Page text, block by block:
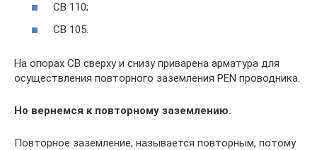
СВ 110;
СВ 105.
На опорах СВ сверху и снизу приварена арматура для
осуществления повторного заземления PEN проводника.
Но вернемся к повторному заземлению.
Повторное заземление, называется повторным, потому